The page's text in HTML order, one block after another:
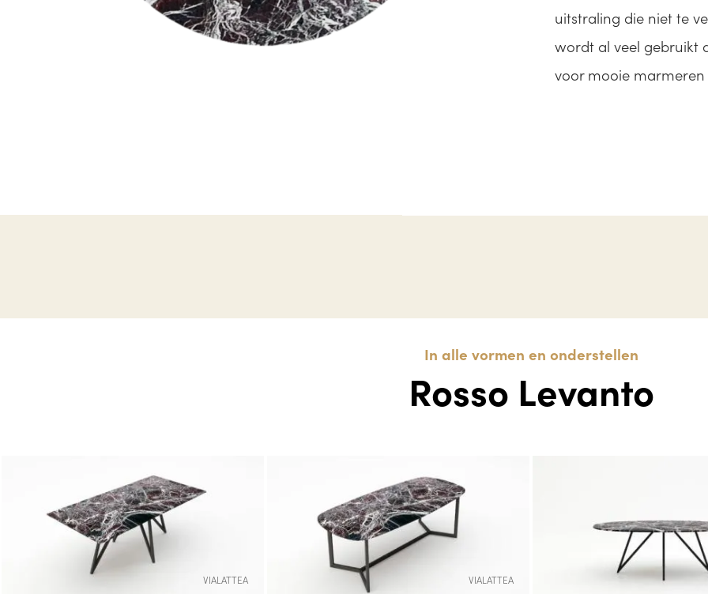
uitstraling die niet te
wordt al veel gebruikt
voor mooie
In alle vormen en onderstellen
Rosso Levanto
VIALATTEA VIALATTEA